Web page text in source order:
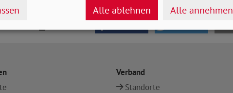
Verband
Standorte
Alle ablehnen Alle annehmen